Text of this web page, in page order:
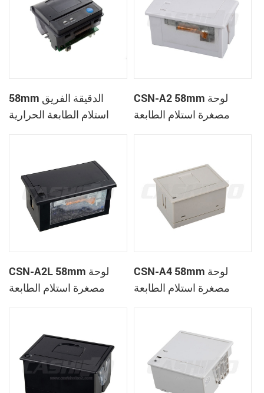
58mm الدقيقة الفريق
استلام الطابعة الحرارية
CSN-A2 58mm لوحة
مصغرة استلام الطابعة
CSN-A2L 58mm لوحة
مصغرة استلام الطابعة
CSN-A4 58mm لوحة
مصغرة استلام الطابعة